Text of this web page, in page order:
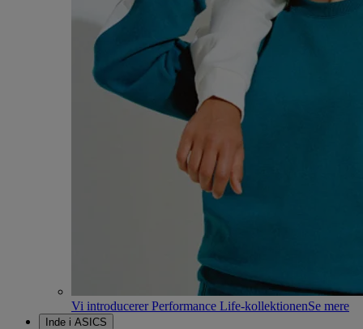
Vi introducerer Performance Life-kollektionenSe mere
Inde i ASICS